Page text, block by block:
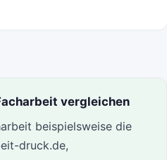
vergleichen
beispielsweise die
druck.de,